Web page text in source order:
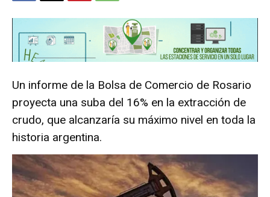
Un informe de la Bolsa de Comercio de Rosario
proyecta una suba del 16% en la extracción de
crudo, que alcanzaría su máximo nivel en toda la
historia argentina.